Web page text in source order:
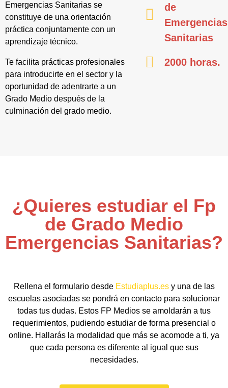
Emergencias Sanitarias se
constituye de una orientación
práctica conjuntamente con un
aprendizaje técnico.
Te facilita prácticas profesionales
para introducirte en el sector y la
oportunidad de adentrarte a un
Grado Medio después de la
culminación del grado medio.
de
Emergencias
Sanitarias
2000 horas.
¿Quieres estudiar el Fp
de Grado Medio
Emergencias Sanitarias?
Rellena el formulario desde Estudiaplus.esy una de las
escuelas asociadas se pondrá en contacto para solucionar
todas tus dudas. Estos FP Medios se amoldarán a tus
requerimientos, pudiendo estudiar de forma presencial o
online. Hallarás la modalidad que más se acomode a ti, ya
que cada persona es diferente al igual que sus
necesidades.